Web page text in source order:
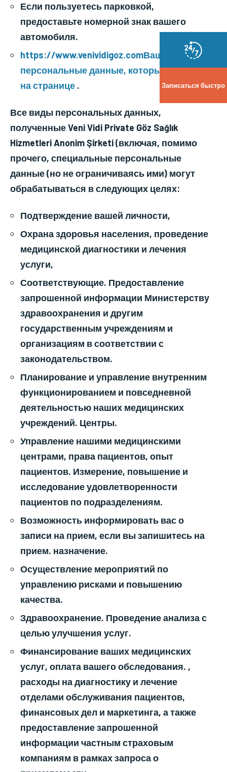
Если пользуетесь парковкой,
предоставьте номерной знак вашего
автомобиля.
https://www.venividigoz.comВаши
персональные данные, которые вы ввели
на странице .
Все виды персональных данных,
полученные Veni Vidi Private Göz Sağlık
Hizmetleri Anonim Şirketi(включая, помимо
прочего, специальные персональные
данные (но не ограничиваясь ими) могут
обрабатываться в следующих целях:
Подтверждение вашей личности,
Охрана здоровья населения, проведение
медицинской диагностики и лечения
услуги,
Соответствующие. Предоставление
запрошенной информации Министерству
здравоохранения и другим
государственным учреждениям и
организациям в соответствии с
законодательством.
Планирование и управление внутренним
функционированием и повседневной
деятельностью наших медицинских
учреждений. Центры.
Управление нашими медицинскими
центрами, права пациентов, опыт
пациентов. Измерение, повышение и
исследование удовлетворенности
пациентов по подразделениям.
Возможность информировать вас о
записи на прием, если вы запишитесь на
прием. назначение.
Осуществление мероприятий по
управлению рисками и повышению
качества.
Здравоохранение. Проведение анализа с
целью улучшения услуг.
Финансирование ваших медицинских
услуг, оплата вашего обследования. ,
расходы на диагностику и лечение
отделами обслуживания пациентов,
финансовых дел и маркетинга, а также
предоставление запрошенной
информации частным страховым
компаниям в рамках запроса о
Записаться быстро